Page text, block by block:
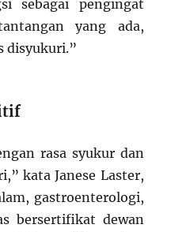
sebagai pengingat
yang ada,
disyukuri.”
rasa syukur dan
kata Janese Laster,
gastroenterologi,
bersertifikat dewan